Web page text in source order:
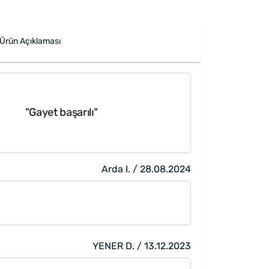
Ürün Açıklaması
başarılı"
Arda I. / 28.08.2024
YENER D. / 13.12.2023